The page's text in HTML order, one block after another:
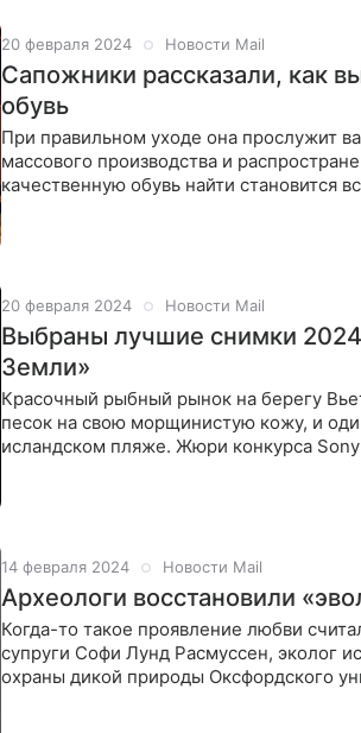
20 февраля 2024 Новости Mail
Сапожники рассказали, как
обувь
При правильном уходе она прослужит
массового производства и
качественную обувь найти становится
20 февраля 2024 Новости Mail
Выбраны лучшие снимки 2024
Земли»
Красочный рыбный рынок на берегу
песок на свою морщинистую кожу, и
исландском пляже. Жюри конкурса
14 февраля 2024 Новости Mail
Археологи восстановили
Когда-то такое проявление любви
супруги Софи Лунд Расмуссен, эколог
охраны дикой природы Оксфордского